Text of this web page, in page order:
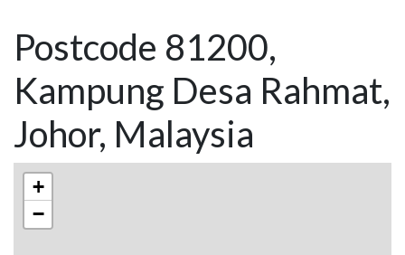
Postcode 81200,
Kampung Desa Rahmat,
Johor, Malaysia
+
−